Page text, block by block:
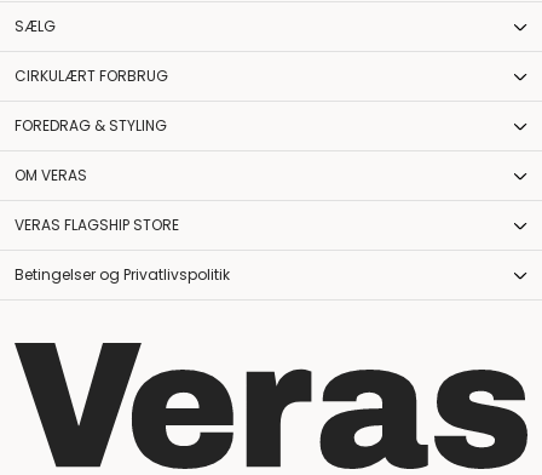
SÆLG
CIRKULÆRT FORBRUG
FOREDRAG & STYLING
OM VERAS
VERAS FLAGSHIP STORE
Betingelser og Privatlivspolitik